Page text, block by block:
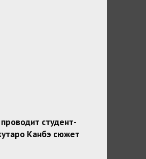
студент-
Канбэ сюжет